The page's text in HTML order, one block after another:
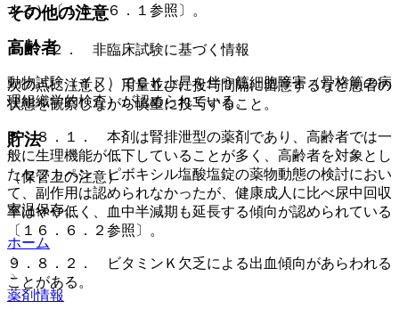
その他の注意
１５．２． 非臨床試験に基づく情報
動物試験（イヌ）でＣＫ上昇を伴う筋細胞障害（骨格筋の病
理組織学的検査）が認められている。
貯法
（保管上の注意）
室温保存。
ホーム
薬剤情報
する）〔１６．６．１参照〕。
高齢者
次の点に注意し、用量並びに投与間隔に留意するなど患者の
状態を観察しながら慎重に投与すること。
９．８．１． 本剤は腎排泄型の薬剤であり、高齢者では一
般に生理機能が低下していることが多く、高齢者を対象とし
たセフカペン ピボキシル塩酸塩錠の薬物動態の検討におい
て、副作用は認められなかったが、健康成人に比べ尿中回収
率はやや低く、血中半減期も延長する傾向が認められている
〔１６．６．２参照〕。
９．８．２． ビタミンＫ欠乏による出血傾向があらわれる
ことがある。